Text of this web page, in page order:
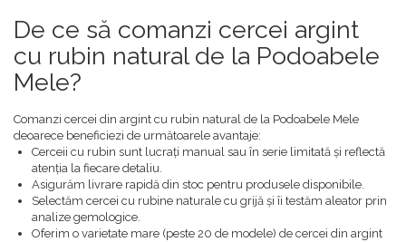
De ce să comanzi cercei argint
cu rubin natural de la Podoabele
Mele?
Comanzi cercei din argint cu rubin natural de la Podoabele Mele
deoarece beneficiezi de următoarele avantaje:
Cerceii cu rubin sunt lucrați manual sau în serie limitată și reflectă
atenția la fiecare detaliu.
Asigurăm livrare rapidă din stoc pentru produsele disponibile.
Selectăm cercei cu rubine naturale cu grijă și îi testăm aleator prin
analize gemologice.
Oferim o varietate mare (peste 20 de modele) de cercei din argint